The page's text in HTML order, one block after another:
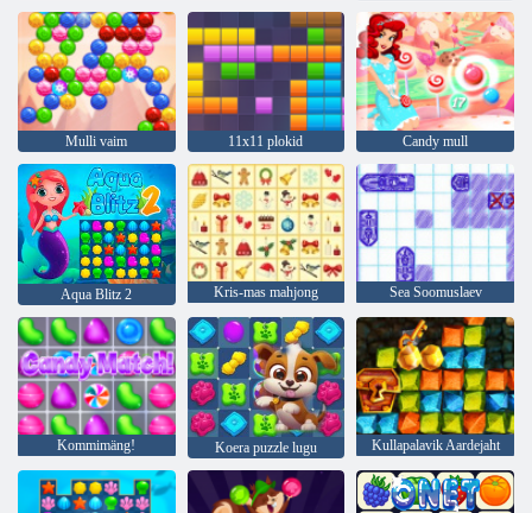
Mulli vaim 11x11 plokid Candy mull
Aqua Blitz 2 Kris-mas mahjong Sea Soomuslaev
Kommimäng! Koera puzzle lugu Kullapalavik Aardejaht